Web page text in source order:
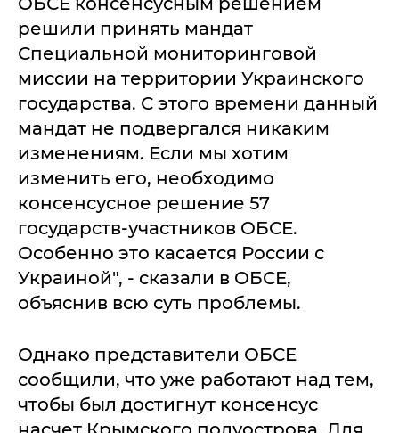
решили принять мандат
Специальной мониторинговой
миссии на территории Украинского
государства. С этого времени данный
мандат не подвергался никаким
изменениям. Если мы хотим
изменить его, необходимо
консенсусное решение 57
государств-участников ОБСЕ.
Особенно это касается России с
Украиной", - сказали в ОБСЕ,
объяснив всю суть проблемы.
Однако представители ОБСЕ
сообщили, что уже работают над тем,
чтобы был достигнут консенсус